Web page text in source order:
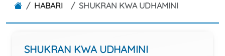
HABARI SHUKRAN KWA UDHAMINI
SHUKRAN KWA UDHAMINI